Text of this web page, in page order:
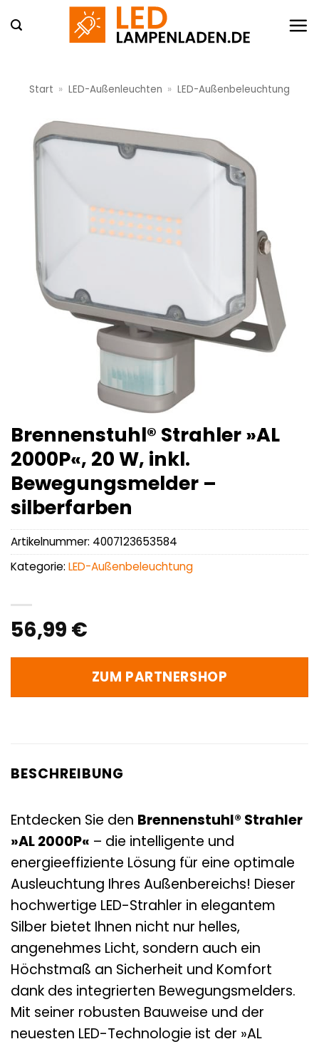
Inhalt
Start » LED-Außenleuchten » LED-Außenbeleuchtung
Brennenstuhl® Strahler »AL
2000P«, 20 W, inkl.
Bewegungsmelder –
silberfarben
56,99 €
ZUM PARTNERSHOP
Artikelnummer: 4007123653584
Kategorie: LED-Außenbeleuchtung
BESCHREIBUNG
Entdecken Sie den Brennenstuhl® Strahler
»AL 2000P« – die intelligente und
energieeffiziente Lösung für eine optimale
Ausleuchtung Ihres Außenbereichs! Dieser
hochwertige LED-Strahler in elegantem
Silber bietet Ihnen nicht nur helles,
angenehmes Licht, sondern auch ein
Höchstmaß an Sicherheit und Komfort
dank des integrierten Bewegungsmelders.
Mit seiner robusten Bauweise und der
neuesten LED-Technologie ist der »AL